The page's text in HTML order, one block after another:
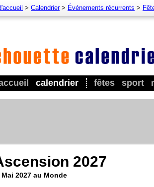
calendrier fêtes sport
> Calendrier> Événements récurrents >
2027
Mai 2027 au Monde